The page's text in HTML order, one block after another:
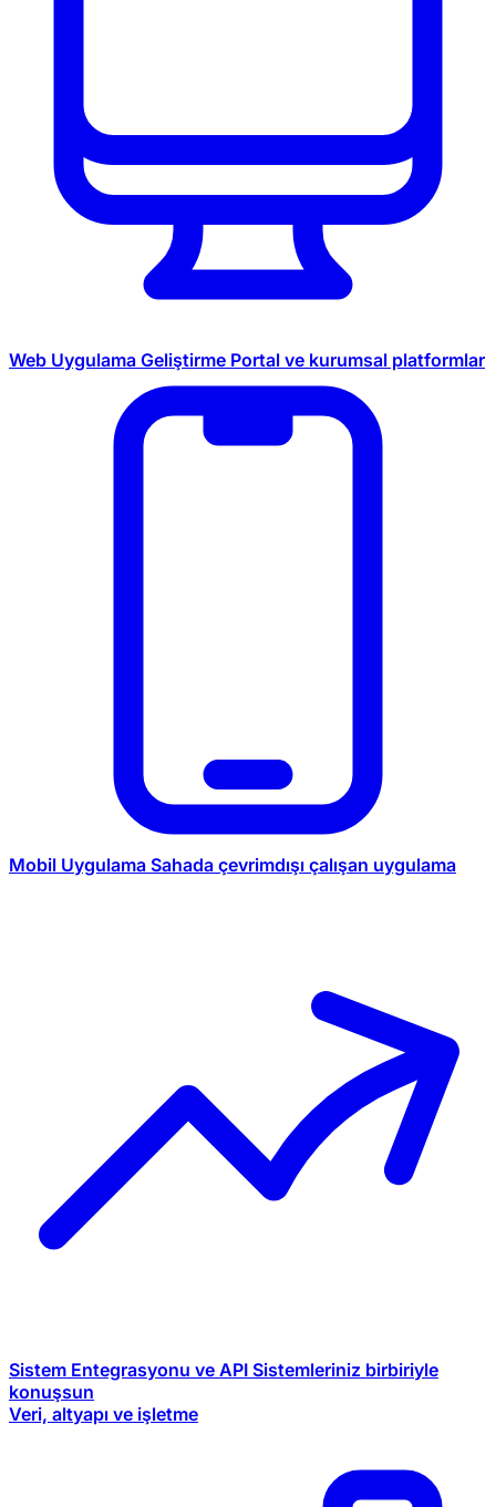
Web Uygulama Geliştirme Portal ve kurumsal platformlar
Mobil Uygulama Sahada çevrimdışı çalışan uygulama
Sistem Entegrasyonu ve API Sistemleriniz birbiriyle
konuşsun
Veri, altyapı ve işletme